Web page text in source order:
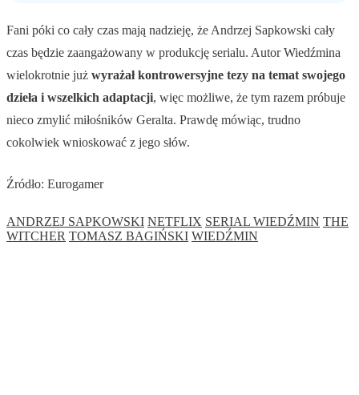
Fani póki co cały czas mają nadzieję, że Andrzej Sapkowski cały
czas będzie zaangażowany w produkcję serialu. Autor Wiedźmina
wielokrotnie już wyrażał kontrowersyjne tezy na temat swojego
dzieła i wszelkich adaptacji, więc możliwe, że tym razem próbuje
nieco zmylić miłośników Geralta. Prawdę mówiąc, trudno
cokolwiek wnioskować z jego słów.
Źródło: Eurogamer
ANDRZEJ SAPKOWSKI NETFLIX SERIAL WIEDŹMIN THE
WITCHER TOMASZ BAGIŃSKI WIEDŹMIN